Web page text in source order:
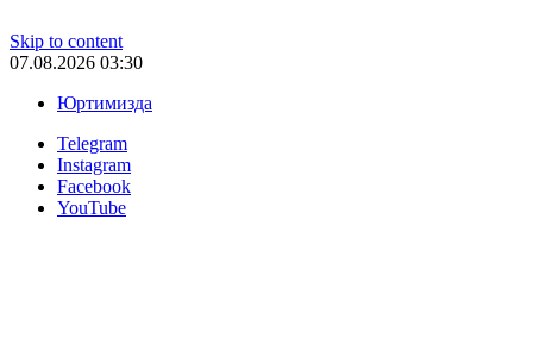
Skip to content
07.08.2026 03:30
Юртимизда
Telegram
Instagram
Facebook
YouTube